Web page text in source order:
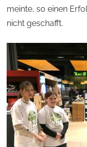
meinte, so einen
nicht geschafft.